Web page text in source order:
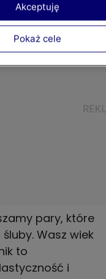
pary, które
Wasz wiek
to
i
Pokaż cele
Akceptuję